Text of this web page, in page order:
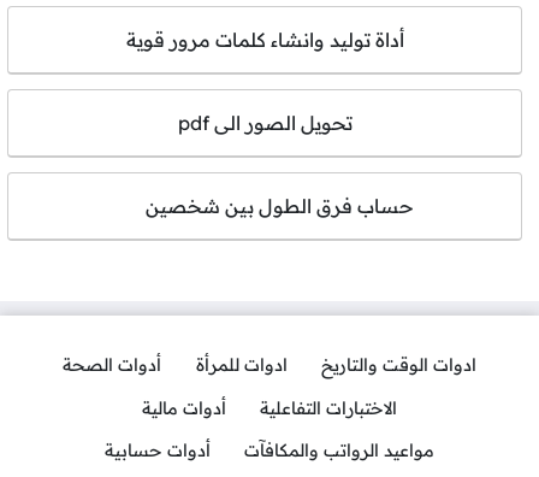
أداة توليد وانشاء كلمات مرور قوية
تحويل الصور الى pdf
حساب فرق الطول بين شخصين
ادوات الوقت والتاريخ ادوات للمرأة
أدوات الصحة
الاختبارات التفاعلية
أدوات مالية
مواعيد الرواتب والمكافآت
أدوات حسابية